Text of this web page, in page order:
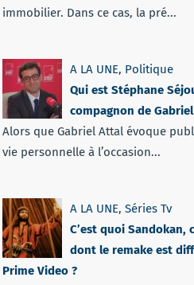
immobilier. Dans ce cas, la pré...
A LA UNE, Politique
Qui est Stéphane
compagnon de
Alors que Gabriel Attal évoque
vie personnelle à l’occasion...
A LA UNE, Séries Tv
C’est quoi Sandokan,
dont le remake est
Prime Video ?